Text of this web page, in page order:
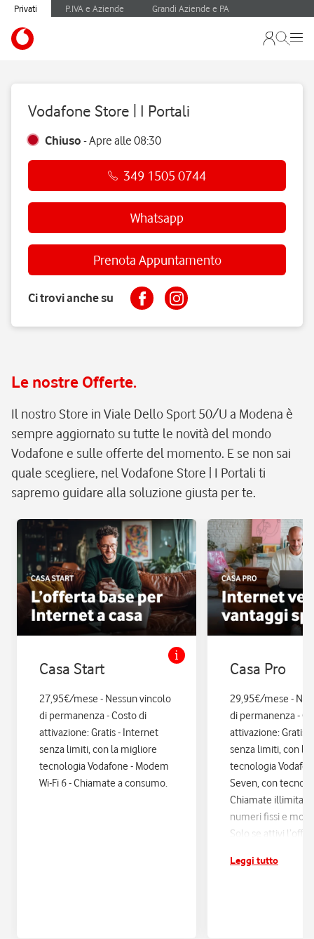
Privati P.IVA e Aziende Grandi Aziende e PA
Vodafone Store | I Portali
Chiuso -Apre alle08:30
349 1505 0744
Whatsapp
Prenota Appuntamento
Ci trovi anche su
Le nostre Offerte.
Il nostro Store in Viale Dello Sport 50/U a Modena è
sempre aggiornato su tutte le novità del mondo
Vodafone e sulle offerte del momento. E se non sai
quale scegliere, nel Vodafone Store | I Portali ti
sapremo guidare alla soluzione giusta per te.
Casa Start
27,95€/mese - Nessun vincolo
di permanenza - Costo di
attivazione: Gratis - Internet
senza limiti, con la migliore
tecnologia Vodafone - Modem
Wi-Fi 6 - Chiamate a consumo.
Casa Pro
29,95€/mese -
di permanenza -
attivazione: Gratis.
senza limiti, con la
tecnologia
Seven, con
Chiamate illimitate
numeri fissi e
Solo se attivi
sconti ed
Leggi tutto